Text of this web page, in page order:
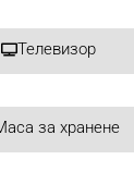
за хранене
Телевизор